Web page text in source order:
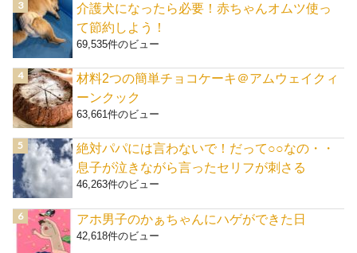
介護犬になったら必要！赤ちゃんオムツ使っ
て節約しよう！
69,535件のビュー
材料2つの簡単チョコケーキ＠アムウェイクィ
ーンクック
63,661件のビュー
絶対パパには言わないで！だって○○なの・・
息子が泣きながら言ったセリフが刺さる
46,263件のビュー
アホ男子のかぁちゃんにハゲができた日
42,618件のビュー